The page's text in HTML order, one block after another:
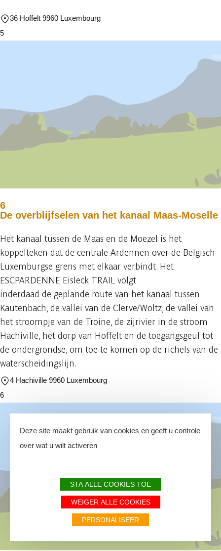
36 Hoffelt 9960 Luxembourg
5
6
De overblijfselen van het kanaal Maas-Moselle
Het kanaal tussen de Maas en de Moezel is het
koppelteken dat de centrale Ardennen over de Belgisch-
Luxemburgse grens met elkaar verbindt. Het
ESCPARDENNE Eisleck TRAIL volgt
inderdaad de geplande route van het kanaal tussen
Kautenbach, de vallei van de Clerve/Woltz, de vallei van
het stroompje van de Troine, de zijrivier in de stroom
Hachiville, het dorp van Hoffelt en de toegangsgeul tot
de ondergrondse, om toe te komen op de richels van de
waterscheidingslijn.
4 Hachiville 9960 Luxembourg
6
Deze site maakt gebruik van cookies en geeft u controle
over wat u wilt activeren
STA ALLE COOKIES TOE
WEIGER ALLE COOKIES
PERSONALISEER